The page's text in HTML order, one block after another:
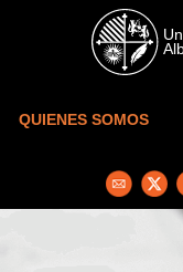
Skip to main content
QUIENES SOMOS